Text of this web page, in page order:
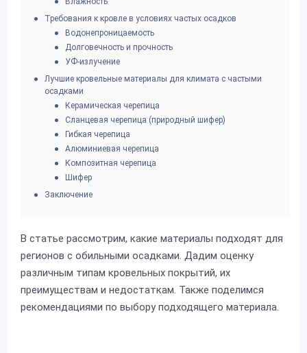
Требования к кровле в условиях частых осадков
Водонепроницаемость
Долговечность и прочность
УФ-излучение
Лучшие кровельные материалы для климата с частыми
осадками
Керамическая черепица
Сланцевая черепица (природный шифер)
Гибкая черепица
Алюминиевая черепица
Композитная черепица
Шифер
Заключение
В статье рассмотрим, какие материалы подходят для
регионов с обильными осадками. Дадим оценку
различным типам кровельных покрытий, их
преимуществам и недостаткам. Также поделимся
рекомендациями по выбору подходящего материала.